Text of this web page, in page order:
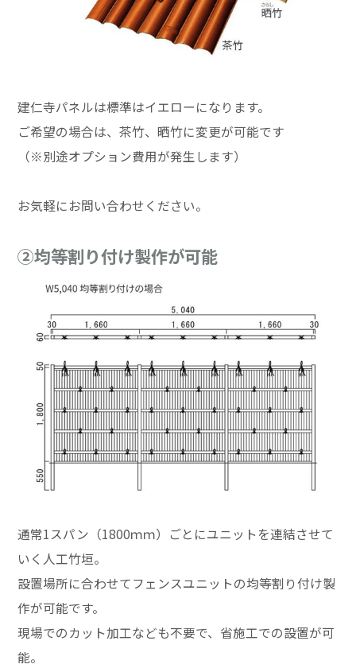
建仁寺パネルは標準はイエローになります。
ご希望の場合は、茶竹、晒竹に変更が可能です
（※別途オプション費用が発生します）
お気軽にお問い合わせください。
②均等割り付け製作が可能
通常1スパン（1800ｍｍ）ごとにユニットを連結させて
いく人工竹垣。
設置場所に合わせてフェンスユニットの均等割り付け製
作が可能です。
現場でのカット加工なども不要で、省施工での設置が可
能。